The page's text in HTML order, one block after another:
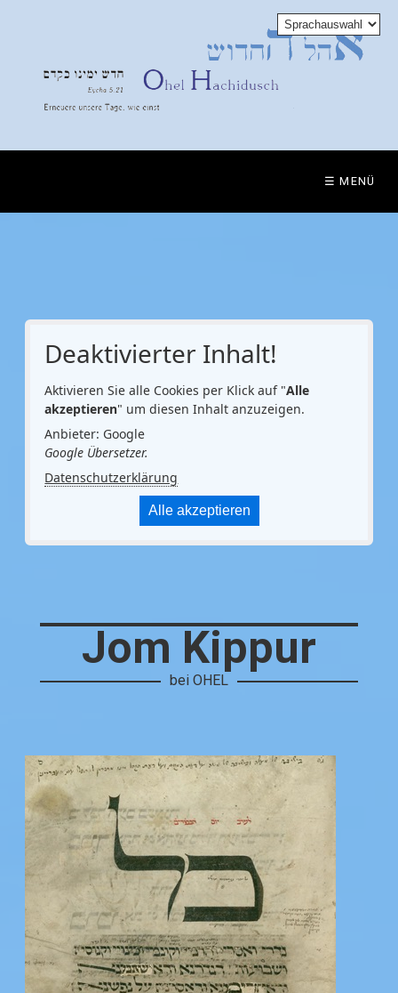
☰ MENÜ
Deaktivierter Inhalt!
Aktivieren Sie alle Cookies per Klick auf "Alle
akzeptieren" um diesen Inhalt anzuzeigen.
Anbieter: Google
Google Übersetzer.
Datenschutzerklärung
Alle akzeptieren
Jom Kippur
bei OHEL